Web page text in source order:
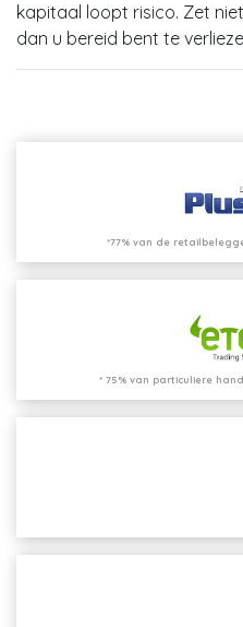
kapitaal loopt risico. Zet
dan u bereid bent te
*77% van de
* 75% van particuliere